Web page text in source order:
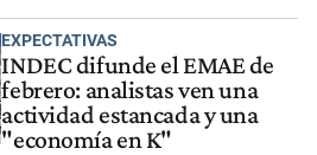
EXPECTATIVAS
INDEC difunde el EMAE de
febrero: analistas ven una
actividad estancada y una
"economía en K"